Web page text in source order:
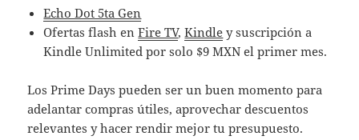
Echo Dot 5ta Gen
Ofertas flash enFire TV,Kindle y suscripción a
Kindle Unlimited por solo $9 MXN el primer mes.
Los Prime Days pueden ser un buen momento para
adelantar compras útiles, aprovechar descuentos
relevantes y hacer rendir mejor tu presupuesto.